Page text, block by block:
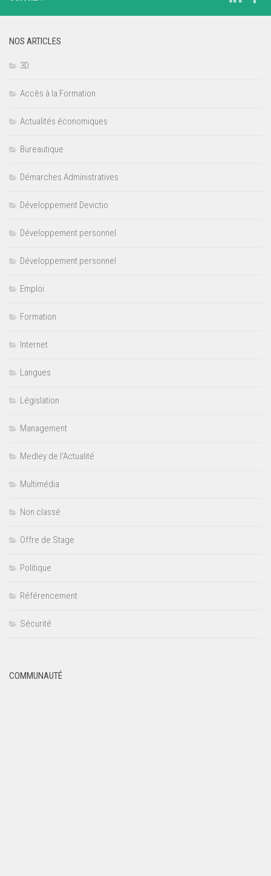
NOS ARTICLES
3D
Accès à la Formation
Actualités économiques
Bureautique
Démarches Administratives
Développement Devictio
Développement personnel
Développement personnel
Emploi
Formation
Internet
Langues
Législation
Management
Medley de l'Actualité
Multimédia
Non classé
Offre de Stage
Politique
Référencement
Sécurité
COMMUNAUTÉ